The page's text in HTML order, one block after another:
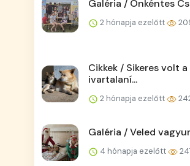
Galéria / Önkéntes
2 hónapja ezelőtt
Cikkek / Sikeres volt
ivartalaní...
2 hónapja ezelőtt
Galéria / Veled
4 hónapja ezelőtt